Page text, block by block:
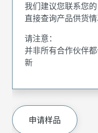
我们建议您联系您的
直接查询产品供货
请注意：
并非所有合作伙伴
新
申请样品